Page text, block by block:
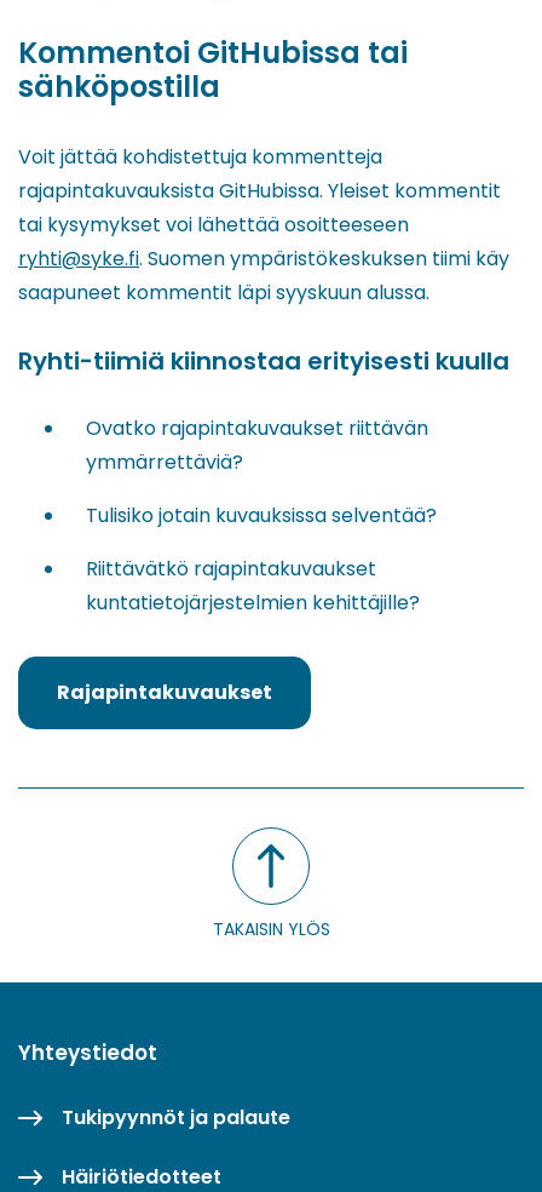
Kommentoi GitHubissa tai
sähköpostilla
Voit jättää kohdistettuja kommentteja
rajapintakuvauksista GitHubissa. Yleiset kommentit
tai kysymykset voi lähettää osoitteeseen
ryhti@syke.fi. Suomen ympäristökeskuksen tiimi käy
saapuneet kommentit läpi syyskuun alussa.
Ryhti-tiimiä kiinnostaa erityisesti kuulla
Ovatko rajapintakuvaukset riittävän
ymmärrettäviä?
Tulisiko jotain kuvauksissa selventää?
Riittävätkö rajapintakuvaukset
kuntatietojärjestelmien kehittäjille?
Rajapintakuvaukset
(siirryt
TAKAISIN YLÖS
Yhteystiedot
Tukipyynnöt ja palaute
Häiriötiedotteet